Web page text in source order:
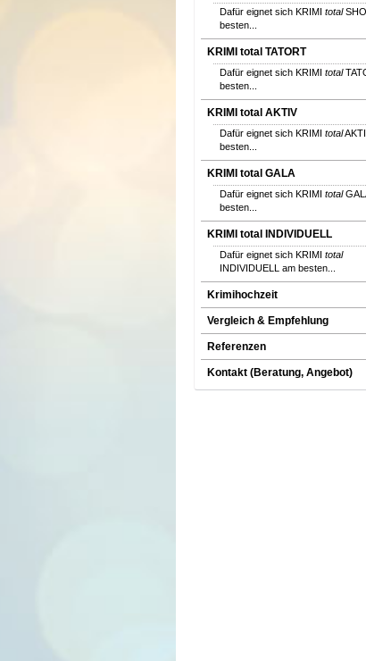
Dafür eignet sich KRIMI total
besten...
KRIMI total TATORT
Dafür eignet sich KRIMI total
besten...
KRIMI total AKTIV
Dafür eignet sich KRIMI total
besten...
KRIMI total GALA
Dafür eignet sich KRIMI total
besten...
KRIMI total INDIVIDUELL
Dafür eignet sich KRIMI total
INDIVIDUELL am besten...
Krimihochzeit
Vergleich & Empfehlung
Referenzen
Kontakt (Beratung, Angebot)